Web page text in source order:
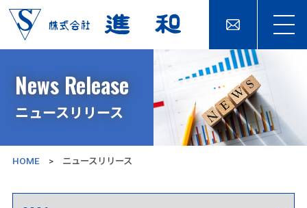
News Release
ニュースリリース
HOME> ニュースリリース